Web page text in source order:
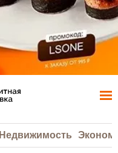
Недвижимость